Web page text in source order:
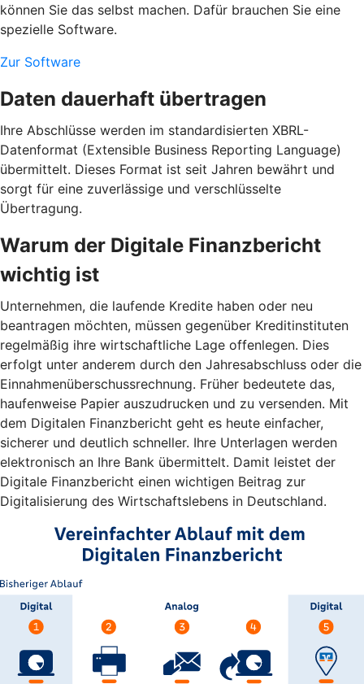
können Sie das selbst machen. Dafür brauchen Sie eine
spezielle Software.
Zur Software
Daten dauerhaft übertragen
Ihre Abschlüsse werden im standardisierten XBRL-
Datenformat (Extensible Business Reporting Language)
übermittelt. Dieses Format ist seit Jahren bewährt und
sorgt für eine zuverlässige und verschlüsselte
Übertragung.
Warum der Digitale Finanzbericht
wichtig ist
Unternehmen, die laufende Kredite haben oder neu
beantragen möchten, müssen gegenüber Kreditinstituten
regelmäßig ihre wirtschaftliche Lage offenlegen. Dies
erfolgt unter anderem durch den Jahresabschluss oder die
Einnahmenüberschussrechnung. Früher bedeutete das,
haufenweise Papier auszudrucken und zu versenden. Mit
dem Digitalen Finanzbericht geht es heute einfacher,
sicherer und deutlich schneller. Ihre Unterlagen werden
elektronisch an Ihre Bank übermittelt. Damit leistet der
Digitale Finanzbericht einen wichtigen Beitrag zur
Digitalisierung des Wirtschaftslebens in Deutschland.